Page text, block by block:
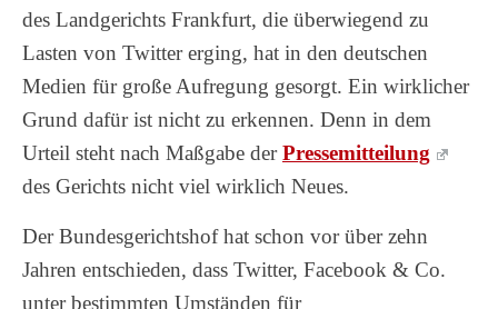
des Landgerichts Frankfurt, die überwiegend zu
Lasten von Twitter erging, hat in den deutschen
Medien für große Aufregung gesorgt. Ein wirklicher
Grund dafür ist nicht zu erkennen. Denn in dem
Urteil steht nach Maßgabe derPressemitteilung
des Gerichts nicht viel wirklich Neues.
Der Bundesgerichtshof hat schon vor über zehn
Jahren entschieden, dass Twitter, Facebook & Co.
unter bestimmten Umständen für